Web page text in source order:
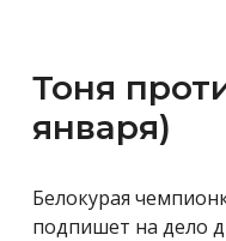
Тоня
января)
Белокурая
подпишет на дело